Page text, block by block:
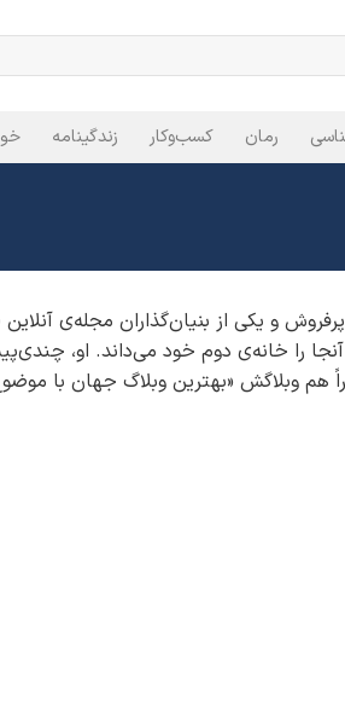
رمان کسب‌وکار زندگینامه
و یکی از بنیان‌گذاران مجله‌‌ی
آنجا را خانه‌‌ی دوم خود می‌‌داند. او،
هم وبلاگش «بهترین وبلاگ جهان با